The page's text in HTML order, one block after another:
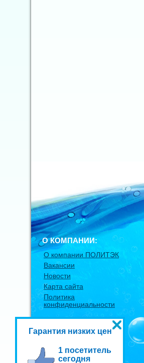
О КОМПАНИИ:
О компании ПОЛИТЭК
Вакансии
Новости
Карта сайта
Политика
конфиденциальности
Гарантия низких цен
1 посетитель
сегодня